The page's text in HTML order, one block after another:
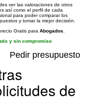
Pedir presupuesto
ver las valoraciones de otros
así como el perfil de cada
para poder comparar los
y tomar la mejor decisión.
Gratis para Abogados
y sin compromiso
de